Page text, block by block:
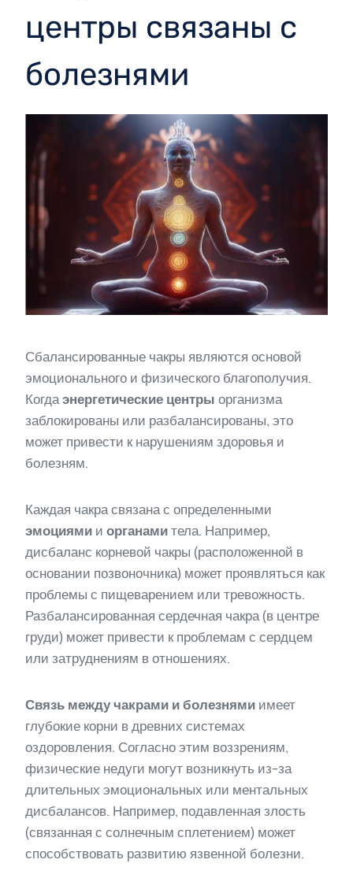
центры связаны с
болезнями
Сбалансированные чакры являются основой
эмоционального и физического благополучия.
Когдаэнергетические центры организма
заблокированы или разбалансированы, это
может привести к нарушениям здоровья и
болезням.
Каждая чакра связана с определенными
эмоциями и органами тела. Например,
дисбаланс корневой чакры (расположенной в
основании позвоночника) может проявляться как
проблемы с пищеварением или тревожность.
Разбалансированная сердечная чакра (в центре
груди) может привести к проблемам с сердцем
или затруднениям в отношениях.
Связь между чакрами и болезнями имеет
глубокие корни в древних системах
оздоровления. Согласно этим воззрениям,
физические недуги могут возникнуть из-за
длительных эмоциональных или ментальных
дисбалансов. Например, подавленная злость
(связанная с солнечным сплетением) может
способствовать развитию язвенной болезни.